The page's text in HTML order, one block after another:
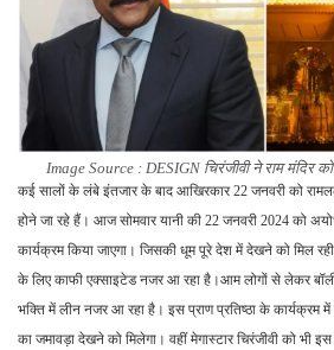
Image Source : DESIGN चिरंजीवी ने राम मंदिर
कई सालों के लंबे इंतजार के बाद आखिरकार 22 जनवरी को
होने जा रहे हैं। आज सोमवार यानी की 22 जनवरी 2024 को
कार्यक्रम किया जाएगा। जिसकी धूम पूरे देश में देखने को मिल
के लिए काफी एक्साइटेड नजर आ रहा है।आम लोगों से लेकर
भक्ति में लीन नजर आ रहा है। इस प्राण प्रतिष्ठा के कार्यक्रम
का जमावड़ा देखने को मिलेगा। वहीं मेगास्टार चिरंजीवी को भी